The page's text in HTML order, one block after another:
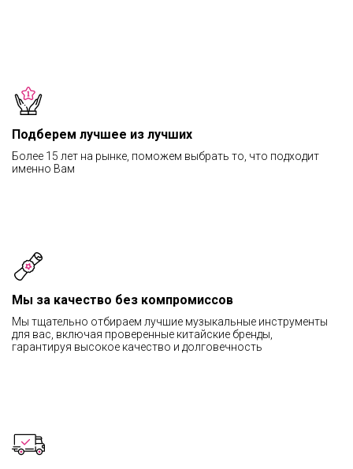
Подберем лучшее из лучших
Более 15 лет на рынке, поможем выбрать то, что подходит
именно Вам
Мы за качество без компромиссов
Мы тщательно отбираем лучшие музыкальные инструменты
для вас, включая проверенные китайские бренды,
гарантируя высокое качество и долговечность